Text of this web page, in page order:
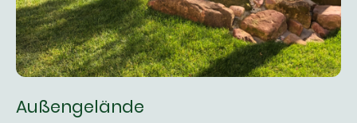
Außengelände